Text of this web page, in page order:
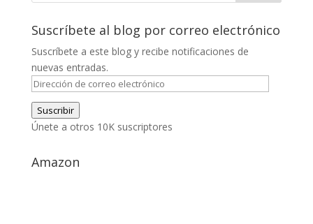
Suscríbete al blog por correo electrónico
Suscríbete a este blog y recibe notificaciones de
nuevas entradas.
Dirección
de
correo
electrónico
Suscribir
Únete a otros 10K suscriptores
Amazon